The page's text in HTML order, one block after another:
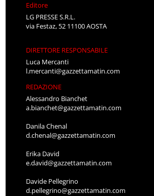
Editore
LG PRESSE S.R.L.
via Festaz, 52 11100 AOSTA
DIRETTORE RESPONSABILE
Luca Mercanti
l.mercanti@gazzettamatin.com
REDAZIONE
Alessandro Bianchet
a.bianchet@gazzettamatin.com
Danila Chenal
d.chenal@gazzettamatin.com
Erika David
e.david@gazzettamatin.com
Davide Pellegrino
d.pellegrino@gazzettamatin.com